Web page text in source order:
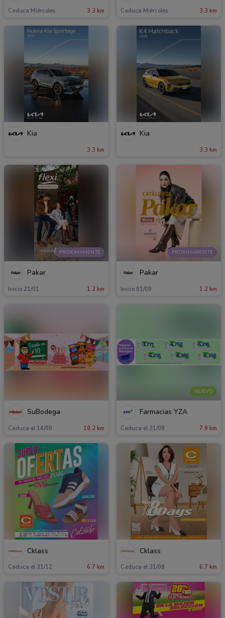
Caduca Miércoles 3.3 km Caduca Miércoles 3.3 km
Kia
3.3 km
Kia
3.3 km
PRÓXIMAMENTE
Pakar
Inicio 21/01 1.2 km
PRÓXIMAMENTE
Pakar
Inicio 01/09 1.2 km
SuBodega
Caduca el 14/08 18.2 km
NUEVO
Farmacias YZA
Caduca el 31/08 7.9 km
Cklass
Caduca el 31/12 6.7 km
Cklass
Caduca el 31/08 6.7 km